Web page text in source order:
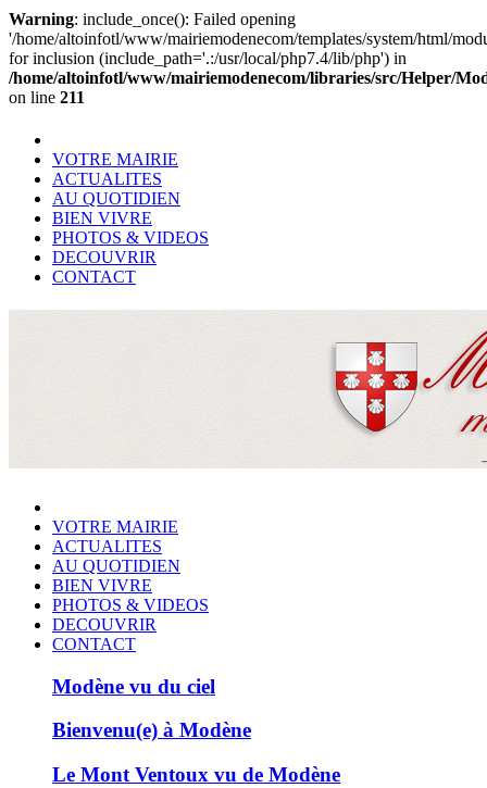
Warning: include_once(): Failed opening
'/home/altoinfotl/www/mairiemodenecom/templates/system/html/
for inclusion (include_path='.:/usr/local/php7.4/lib/php') in
/home/altoinfotl/www/mairiemodenecom/libraries/src/Helper/
on line 211
VOTRE MAIRIE
ACTUALITES
AU QUOTIDIEN
BIEN VIVRE
PHOTOS & VIDEOS
DECOUVRIR
CONTACT
VOTRE MAIRIE
ACTUALITES
AU QUOTIDIEN
BIEN VIVRE
PHOTOS & VIDEOS
DECOUVRIR
CONTACT
Modène vu du ciel
Bienvenu(e) à Modène
Le Mont Ventoux vu de Modène